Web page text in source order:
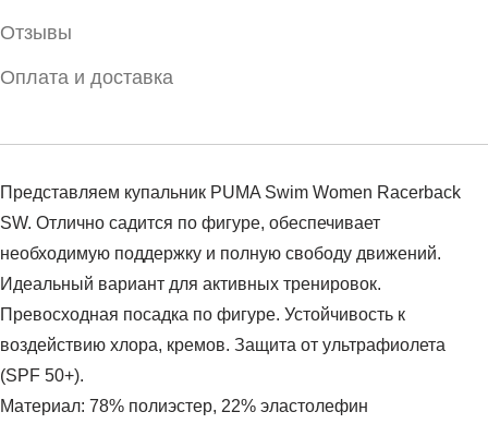
Отзывы
Оплата и доставка
Представляем купальник PUMA Swim Women Racerback
SW. Отлично садится по фигуре, обеспечивает
необходимую поддержку и полную свободу движений.
Идеальный вариант для активных тренировок.
Превосходная посадка по фигуре. Устойчивость к
воздействию хлора, кремов. Защита от ультрафиолета
(SPF 50+).
Материал: 78% полиэстер, 22% эластолефин